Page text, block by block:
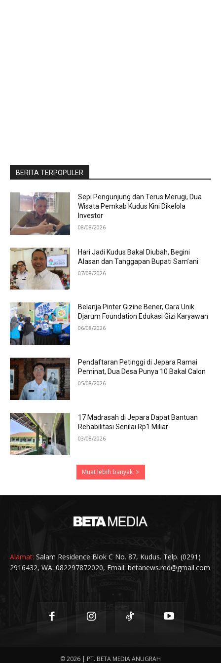
BERITA TERPOPULER
Sepi Pengunjung dan Terus Merugi, Dua
Wisata Pemkab Kudus Kini Dikelola
Investor
08/08/2026
Hari Jadi Kudus Bakal Diubah, Begini
Alasan dan Tanggapan Bupati Sam’ani
07/08/2026
Belanja Pinter Gizine Bener, Cara Unik
Djarum Foundation Edukasi Gizi Karyawan
06/08/2026
Pendaftaran Petinggi di Jepara Ramai
Peminat, Dua Desa Punya 10 Bakal Calon
05/08/2026
17 Madrasah di Jepara Dapat Bantuan
Rehabilitasi Senilai Rp1 Miliar
03/08/2026
Muat lebih banyak
Alamat: Salam Residence Blok C No. 87, Kudus. Telp. (0291)
2916432, WA: 082297872020, Email: betanews.red@gmail.com
© 2026 | PT. BETA MEDIA ANUGRAH